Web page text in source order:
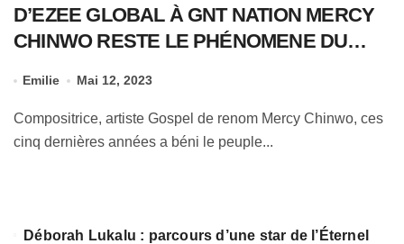
D’EZEE GLOBAL À GNT NATION MERCY
CHINWO RESTE LE PHÉNOMENE DU
Emilie Mai 12, 2023
Compositrice, artiste Gospel de renom Mercy Chinwo, ces
cinq dernières années a béni le peuple...
Déborah Lukalu : parcours d’une star de l’Éternel